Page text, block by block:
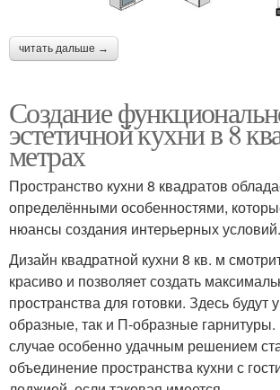
читать дальше →
Создание
эстетичной кухни в 8
метрах
Пространство кухни 8 квадратов
определёнными особенностями,
нюансы создания интерьерных условий.
Дизайн квадратной кухни 8 кв. м
красиво и позволяет создать
пространства для готовки. Здесь будут
образные, так и П-образные
случае особенно удачным решением
объединение пространства кухни с